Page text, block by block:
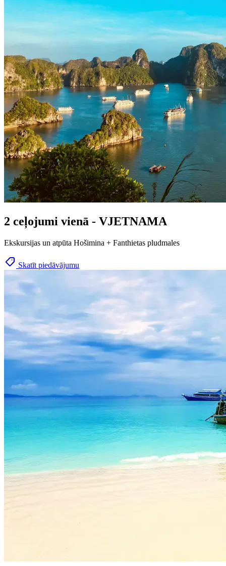
2 ceļojumi vienā - VJETNAMA
Ekskursijas un atpūta Hošimina + Fanthietas pludmales
Skatīt piedāvājumu